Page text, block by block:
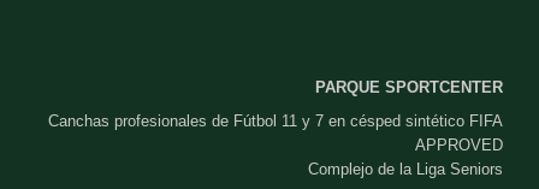
PARQUE SPORTCENTER
Canchas profesionales de Fútbol 11 y 7 en césped sintético FIFA
APPROVED
Complejo de la Liga Seniors